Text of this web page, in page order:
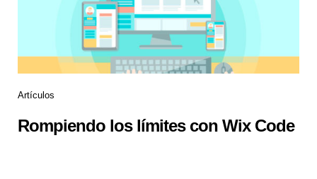
Artículos
Rompiendo los límites con Wix Code